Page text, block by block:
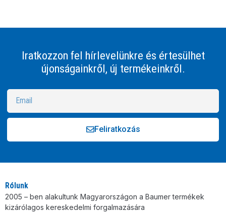
Iratkozzon fel hírlevelünkre és értesülhet
újonságainkről, új termékeinkről.
Feliratkozás
Rólunk
2005 – ben alakultunk Magyarországon a Baumer termékek
kizárólagos kereskedelmi forgalmazására